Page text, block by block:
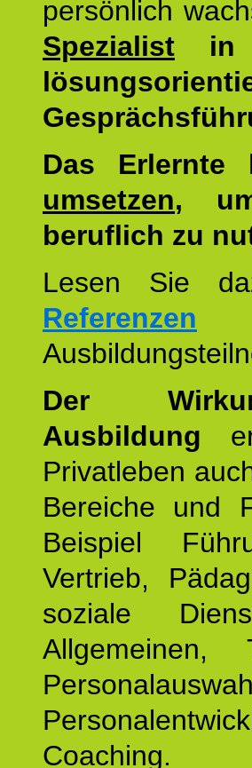
persönlich
Spezialist in
Das
umsetzen,
beruflich zu
Lesen Sie
Referenzen
Der
Ausbildung
Privatleben
Bereiche und
Beispiel
Vertrieb,
soziale
Allgemeinen,
Coaching.